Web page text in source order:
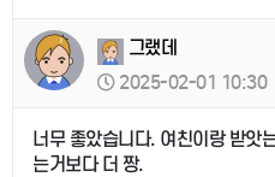
그랬데
2025-02-01 10:30
너무 좋았습니다. 여친이랑 받앗
는거보다 더 짱.